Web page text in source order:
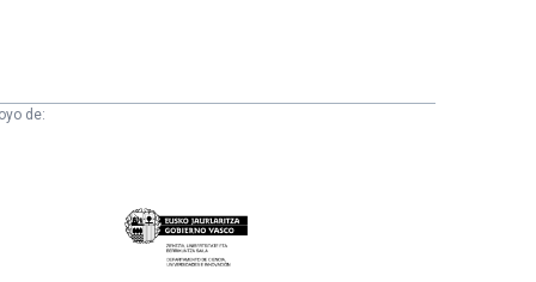
de:
Eusko
Jaurlaritza